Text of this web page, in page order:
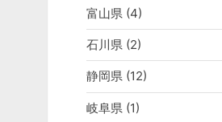
富山県(4)
石川県(2)
静岡県(12)
岐阜県 (1)